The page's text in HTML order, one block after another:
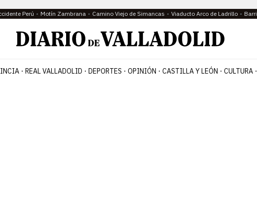
Perú Motín Zambrana Camino Viejo de Simancas Viaducto Arco de Ladrillo
REAL VALLADOLID DEPORTES OPINIÓN CASTILLA Y LEÓN CULTURA